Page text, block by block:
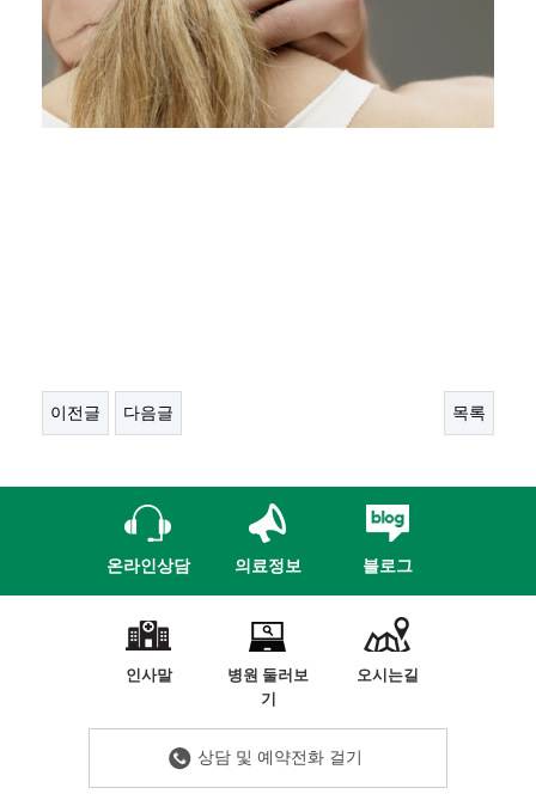
이전글 다음글 목록
온라인상담 의료정보 블로그
인사말
병원 둘러보
기
오시는길
상담 및 예약전화 걸기